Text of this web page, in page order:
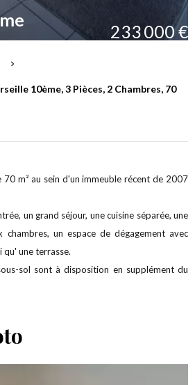
233 000 €
10ème, 3 Pièces, 2 Chambres, 70
m² au sein d'un immeuble récent de 2007
un grand séjour, une cuisine séparée, une
chambres, un espace de dégagement avec
qu' une terrasse.
sol sont à disposition en supplément du